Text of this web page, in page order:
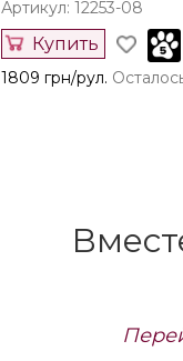
Артикул: 12253-08
Купить
1809 грн/рул.